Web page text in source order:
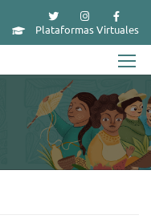
Plataformas Virtuales